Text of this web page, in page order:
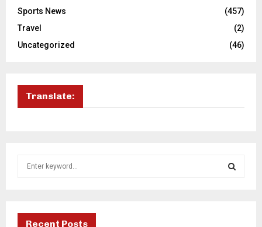
Sports News
(457)
Travel
(2)
Uncategorized
(46)
Translate:
Recent Posts